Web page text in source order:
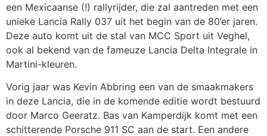
een Mexicaanse (!) rallyrijder, die zal aantreden met een
unieke Lancia Rally 037 uit het begin van de 80’er jaren.
Deze auto komt uit de stal van MCC Sport uit Veghel,
ook al bekend van de fameuze Lancia Delta Integrale in
Martini-kleuren.
Vorig jaar was Kevin Abbring een van de smaakmakers
in deze Lancia, die in de komende editie wordt bestuurd
door Marco Geeratz. Bas van Kamperdijk komt met een
schitterende Porsche 911 SC aan de start. Een andere